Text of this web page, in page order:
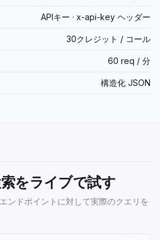
APIキー · x-api-key ヘッダー
30クレジット / コール
60 req / 分
構造化 JSON
をライブで試す
ンドポイントに対して実際のクエリを